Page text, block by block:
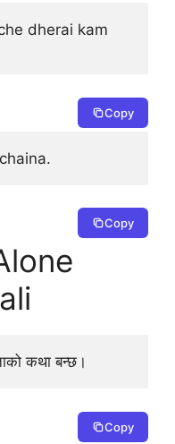
dherai kam
Copy
Copy
कथा बन्छ।
Copy